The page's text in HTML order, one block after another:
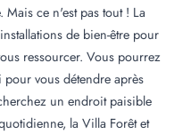
ce n'est pas tout ! La
de bien-être pour
ressourcer. Vous pourrez
vous détendre après
un endroit paisible
la Villa Forêt et